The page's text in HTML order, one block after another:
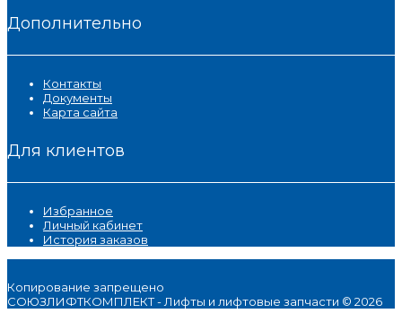
Дополнительно
Контакты
Документы
Карта сайта
Для клиентов
Избранное
Личный кабинет
История заказов
Копирование запрещено
СОЮЗЛИФТКОМПЛЕКТ - Лифты и лифтовые запчасти © 2026